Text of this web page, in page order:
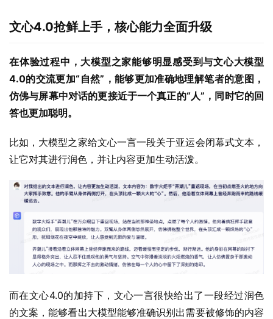
文心4.0抢鲜上手，核心能力全面升级
在体验过程中，大模型之家能够明显感受到与文心大模型
4.0的交流更加“自然”，能够更加准确地理解笔者的意图，
仿佛与屏幕中对话的更接近于一个真正的“人”，同时它的回
答也更加聪明。
比如，大模型之家给文心一言一段关于亚运会闭幕式文本，
让它对其进行润色，并让内容更加生动活泼。
而在文心4.0的加持下，文心一言很快给出了一段经过润色
的文案，能够看出大模型能够准确识别出需要被修饰的内容